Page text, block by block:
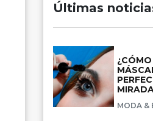
Últimas
MODA &